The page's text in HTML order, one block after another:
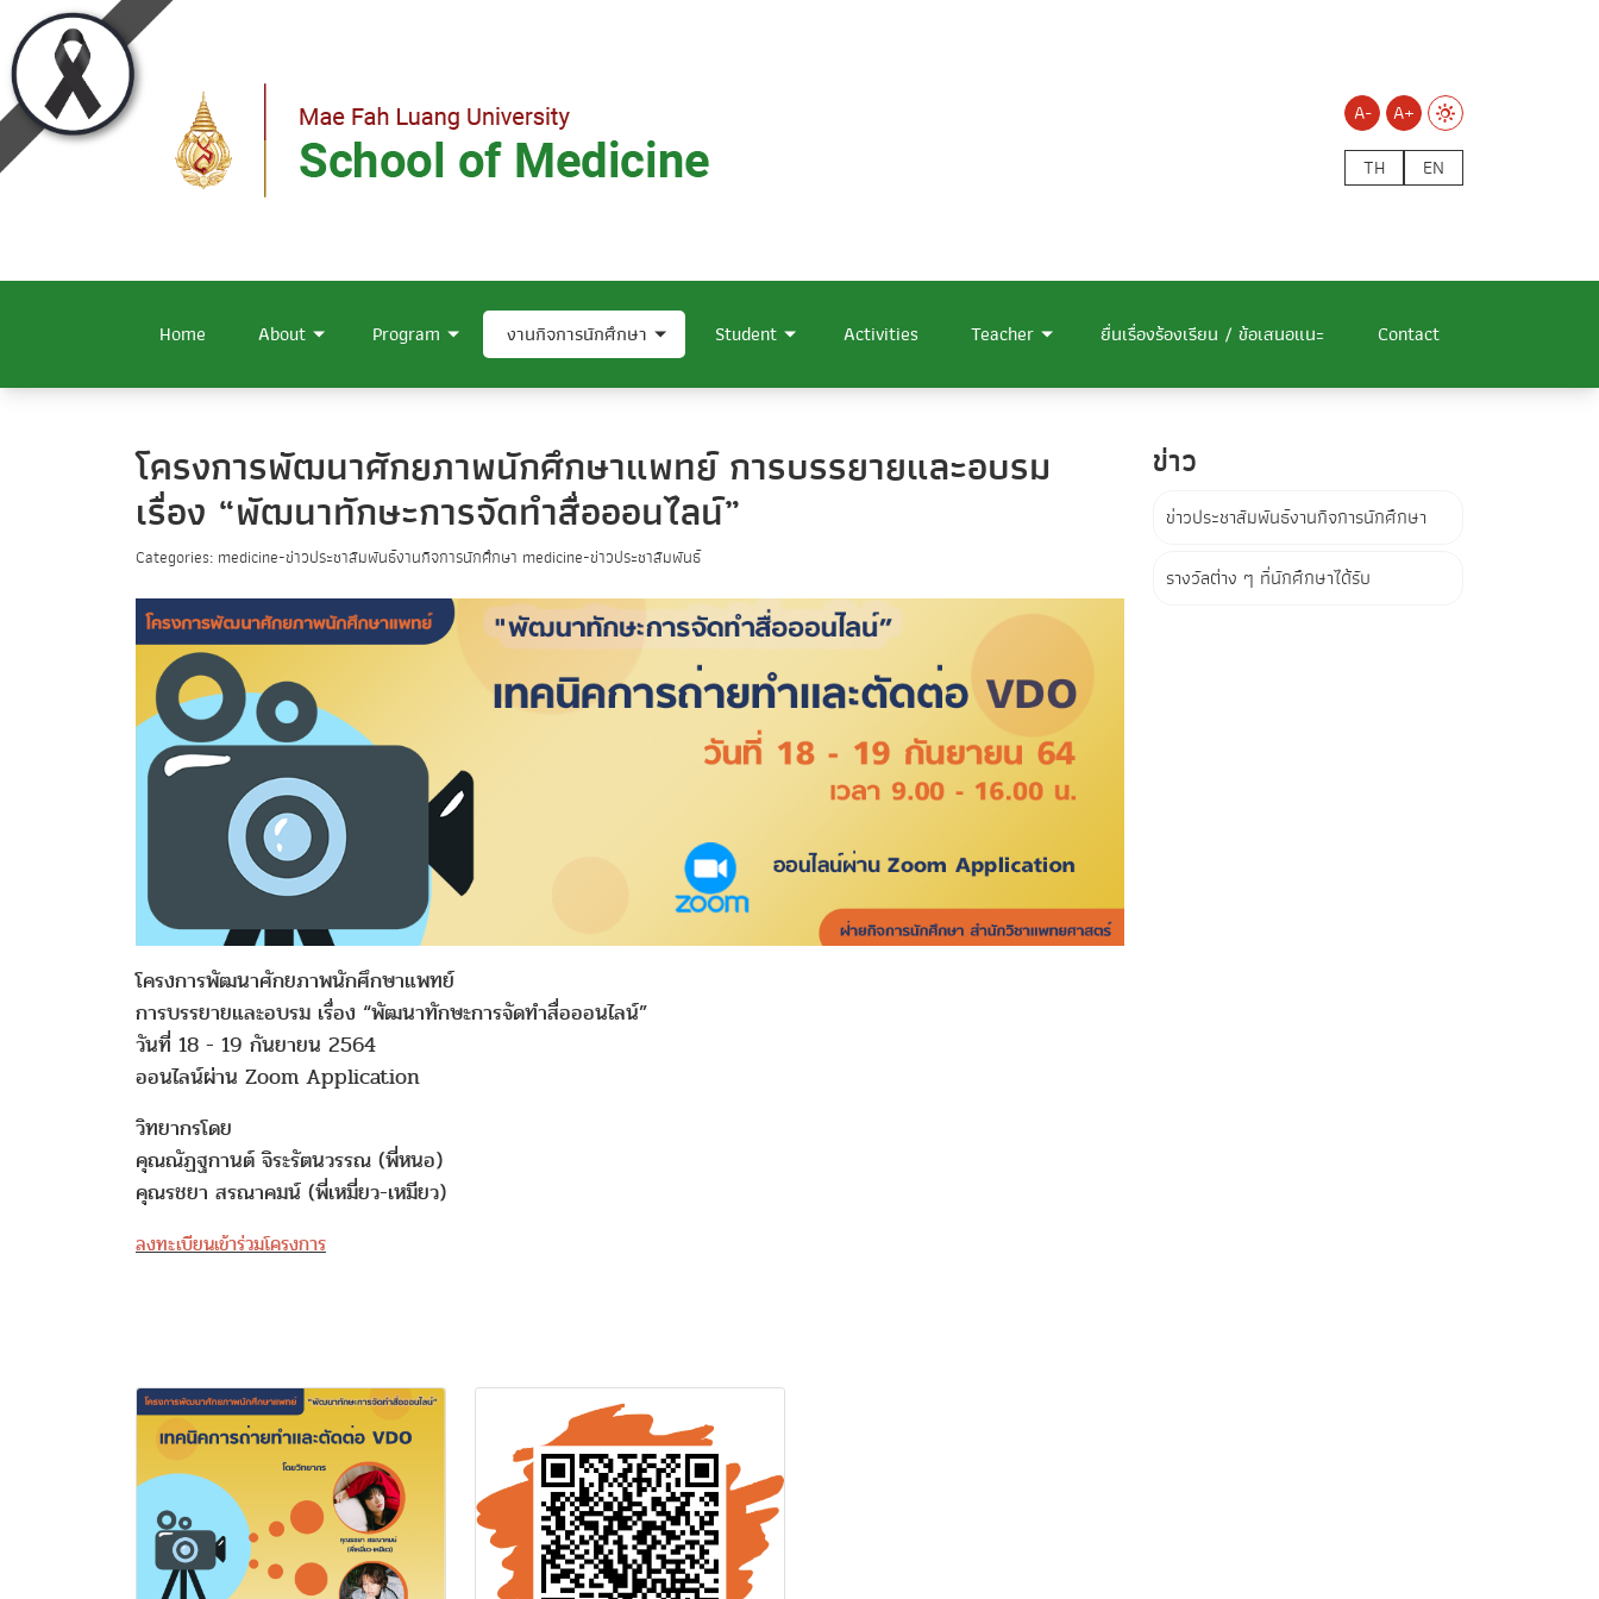
A-
A+
TH
EN
Home About Program งานกิจการนักศึกษา Student Activities Teacher ยื่นเรื่องร้องเรียน / ข้อเสนอแนะ Contact
โครงการพัฒนาศักยภาพนักศึกษาแพทย์ การบรรยายและอบรม
เรื่อง “พัฒนาทักษะการจัดทำสื่อออนไลน์”
Categories: medicine-ข่าวประชาสัมพันธ์งานกิจการนักศึกษา medicine-ข่าวประชาสัมพันธ์
โครงการพัฒนาศักยภาพนักศึกษาแพทย์
การบรรยายและอบรม เรื่อง “พัฒนาทักษะการจัดทำสื่อออนไลน์”
วันที่ 18 - 19 กันยายน 2564
ออนไลน์ผ่าน Zoom Application
วิทยากรโดย
คุณณัฏฐกานต์ จิระรัตนวรรณ (พี่หนอ)
คุณรชยา สรณาคมน์ (พี่เหมี่ยว-เหมียว)
ลงทะเบียนเข้าร่วมโครงการ
ข่าว
ข่าวประชาสัมพันธ์งานกิจการนักศึกษา
รางวัลต่าง ๆ ที่นักศึกษาได้รับ